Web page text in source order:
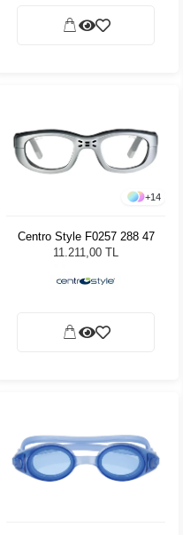
+14
Centro Style F0257 288 47
11.211,00 TL